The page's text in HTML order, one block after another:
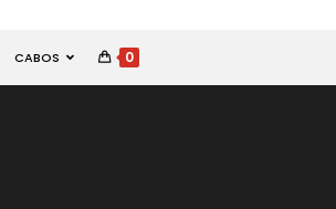
CABOS 0